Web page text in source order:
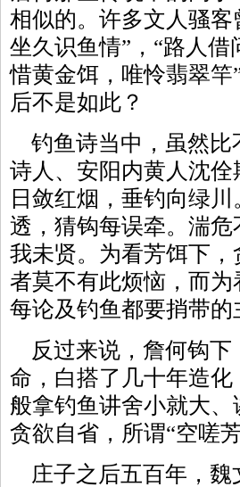
相似的。许多文人骚
坐久识鱼情”，“路人
惜黄金饵，唯怜翡翠
后不是如此？
钓鱼诗当中，虽然比
诗人、安阳内黄人沈
日敛红烟，垂钓向绿
透，猜钩每误牵。湍
我未贤。为看芳饵下
者莫不有此烦恼，而
每论及钓鱼都要捎带的
反过来说，詹何钩下
命，白搭了几十年造
般拿钓鱼讲舍小就大
贪欲自省，所谓“空嗟
庄子之后五百年，魏